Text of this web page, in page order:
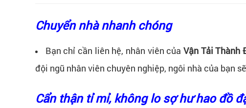
Chuyển nhà nhanh chóng
Bạn chỉ cần liên hệ, nhân viên của Vận Tải Thành
đội ngũ nhân viên chuyên nghiệp, ngôi nhà của bạn
Cẩn thận tỉ mỉ, không lo sợ hư hao đồ